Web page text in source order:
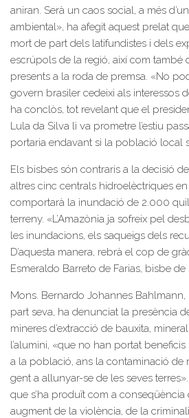
aniran. Serà un caos social, a més
ambiental», ha afegit aquest prelat
mort de part dels latifundistes i dels
escrúpols de la regió, així com també
presents a la roda de premsa. «No
govern brasiler cedeixi als interessos
ha conclòs, tot revelant que el
Lula da Silva li va prometre l’estiu
portaria endavant si la població local
Els bisbes són contraris a la decisió
altres cinc centrals hidroelèctriques
comportarà la inundació de 2.000
terreny. «L’Amazònia ja sofreix pel
les inundacions, els saqueigs dels
D’aquesta manera, rebrà el cop de
Esmeraldo Barreto de Farias, bisbe de
Mons. Bernardo Johannes
part seva, ha denunciat la presència
mineres d’extracció de bauxita,
l’alumini, «que no han portat
a la població, ans la contaminació de
gent a allunyar-se de les seves
que s’ha produït com a conseqüència
augment de la violència, de la